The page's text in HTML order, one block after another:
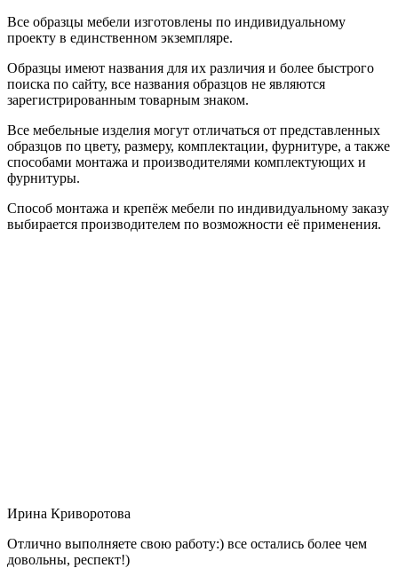
Все образцы мебели изготовлены по индивидуальному
проекту в единственном экземпляре.
Образцы имеют названия для их различия и более быстрого
поиска по сайту, все названия образцов не являются
зарегистрированным товарным знаком.
Все мебельные изделия могут отличаться от представленных
образцов по цвету, размеру, комплектации, фурнитуре, а также
способами монтажа и производителями комплектующих и
фурнитуры.
Способ монтажа и крепёж мебели по индивидуальному заказу
выбирается производителем по возможности её применения.
Ирина Криворотова
Отлично выполняете свою работу:) все остались более чем
довольны, респект!)